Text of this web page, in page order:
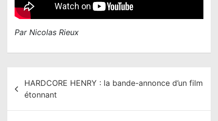
Par Nicolas Rieux
HARDCORE HENRY : la bande-annonce d’un film
étonnant